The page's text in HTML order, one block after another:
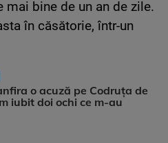
mai bine de un an de zile.
în căsătorie, într-un
o acuză pe Codruța de
iubit doi ochi ce m-au